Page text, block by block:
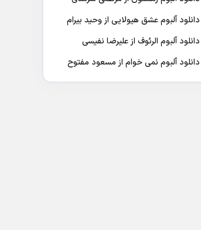
دانلود آلبوم عشق هیولایی از وحید بیرام
دانلود آلبوم الرئوف از علیرضا نفیسی
دانلود آلبوم نمی خوام از مسعود مفتوح